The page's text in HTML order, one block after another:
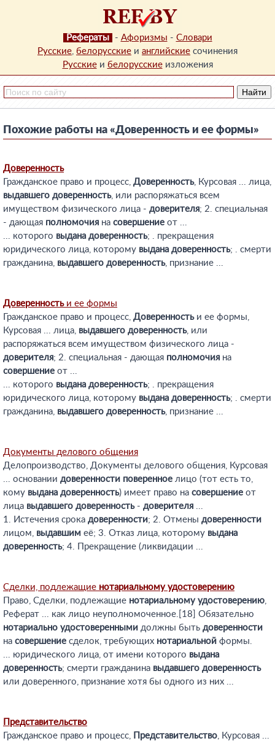
Рефераты - Афоризмы - Словари
Русские, белорусские и английские сочинения
Русскиеи белорусскиеизложения
Похожие работы на «Доверенность и ее формы»
Доверенность
Гражданское право и процесс, Доверенность, Курсовая ... лица,
выдавшего доверенность, или распоряжаться всем
имуществом физического лица - доверителя; 2. специальная
- дающая полномочия на совершение от ...
... которого выдана доверенность; . прекращения
юридического лица, которому выдана доверенность; . смерти
гражданина, выдавшего доверенность, признание ...
Доверенностьи ее формы
Гражданское право и процесс, Доверенностьи ее формы,
Курсовая ... лица, выдавшего доверенность, или
распоряжаться всем имуществом физического лица -
доверителя; 2. специальная - дающая полномочия на
совершение от ...
... которого выдана доверенность; . прекращения
юридического лица, которому выдана доверенность; . смерти
гражданина, выдавшего доверенность, признание ...
Документы делового общения
Делопроизводство, Документы делового общения, Курсовая
... основании доверенности поверенное лицо (тот есть то,
кому выдана доверенность) имеет право на совершение от
лица выдавшего доверенность- доверителя ...
1. Истечения срока доверенности; 2. Отмены доверенности
лицом, выдавшим её; 3. Отказ лица, которому выдана
доверенность; 4. Прекращение (ликвидации ...
Сделки, подлежащие нотариальному удостоверению
Право, Сделки, подлежащие нотариальному удостоверению,
Реферат ... как лицо неуполномоченное.[18] Обязательно
нотариально удостоверенными должны быть доверенности
на совершение сделок, требующих нотариальной формы.
... юридического лица, от имени которого выдана
доверенность; смерти гражданина выдавшего доверенность
или доверенного, признание хотя бы одного из них ...
Представительство
Гражданское право и процесс,
Представительство, Курсовая ...